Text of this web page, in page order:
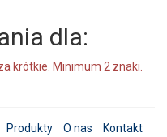
dla:
krótkie. Minimum 2 znaki.
Produkty O nas Kontakt